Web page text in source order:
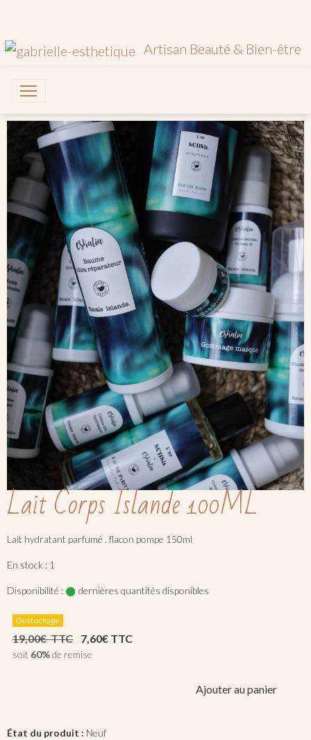
Artisan Beauté & Bien-être
Lait Corps Islande 100ML
Lait hydratant parfumé . flacon pompe 150ml
En stock : 1
Disponibilité : dernières quantités disponibles
Destockage
19,00€ TTC 7,60€ TTC
soit 60%de remise
Ajouter au panier
État du produit : Neuf